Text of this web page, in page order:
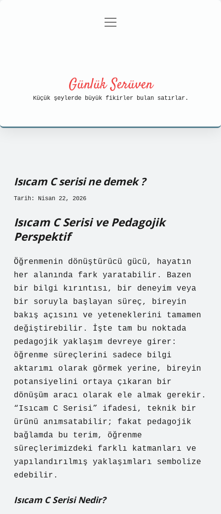
Gizlilik Politikası
menüyü
Günlük Serüven
Küçük şeylerde büyük fikirler bulan satırlar.
Isıcam C serisi ne demek ?
Tarih: Nisan 22, 2026
Isıcam C Serisi ve Pedagojik
Perspektif
Öğrenmenin dönüştürücü gücü, hayatın
her alanında fark yaratabilir. Bazen
bir bilgi kırıntısı, bir deneyim veya
bir soruyla başlayan süreç, bireyin
bakış açısını ve yeteneklerini tamamen
değiştirebilir. İşte tam bu noktada
pedagojik yaklaşım devreye girer:
öğrenme süreçlerini sadece bilgi
aktarımı olarak görmek yerine, bireyin
potansiyelini ortaya çıkaran bir
dönüşüm aracı olarak ele almak gerekir.
“Isıcam C Serisi” ifadesi, teknik bir
ürünü anımsatabilir; fakat pedagojik
bağlamda bu terim, öğrenme
süreçlerimizdeki farklı katmanları ve
yapılandırılmış yaklaşımları sembolize
edebilir.
Isıcam C Serisi Nedir?